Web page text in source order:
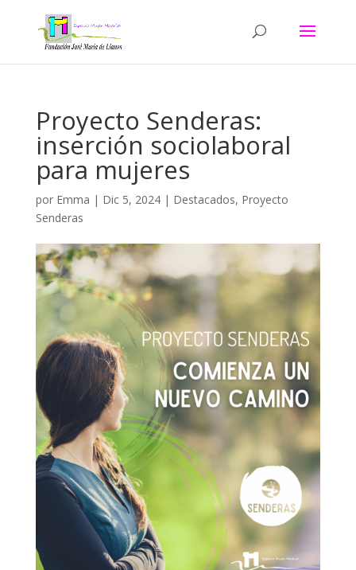
Proyecto Senderas:
inserción sociolaboral
para mujeres
por Emma | Dic 5, 2024| Destacados, Proyecto
Senderas